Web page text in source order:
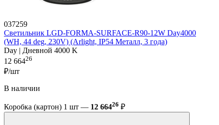
037259
Светильник LGD-FORMA-SURFACE-R90-12W Day4000
(WH, 44 deg, 230V) (Arlight, IP54 Металл, 3 года)
Day | Дневной 4000 K
12 66426
₽/шт
В наличии
Коробка (картон) 1 шт — 12 66426 ₽